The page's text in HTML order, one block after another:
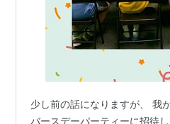
少し前の話になりますが、 我
バースデーパーティーに招待